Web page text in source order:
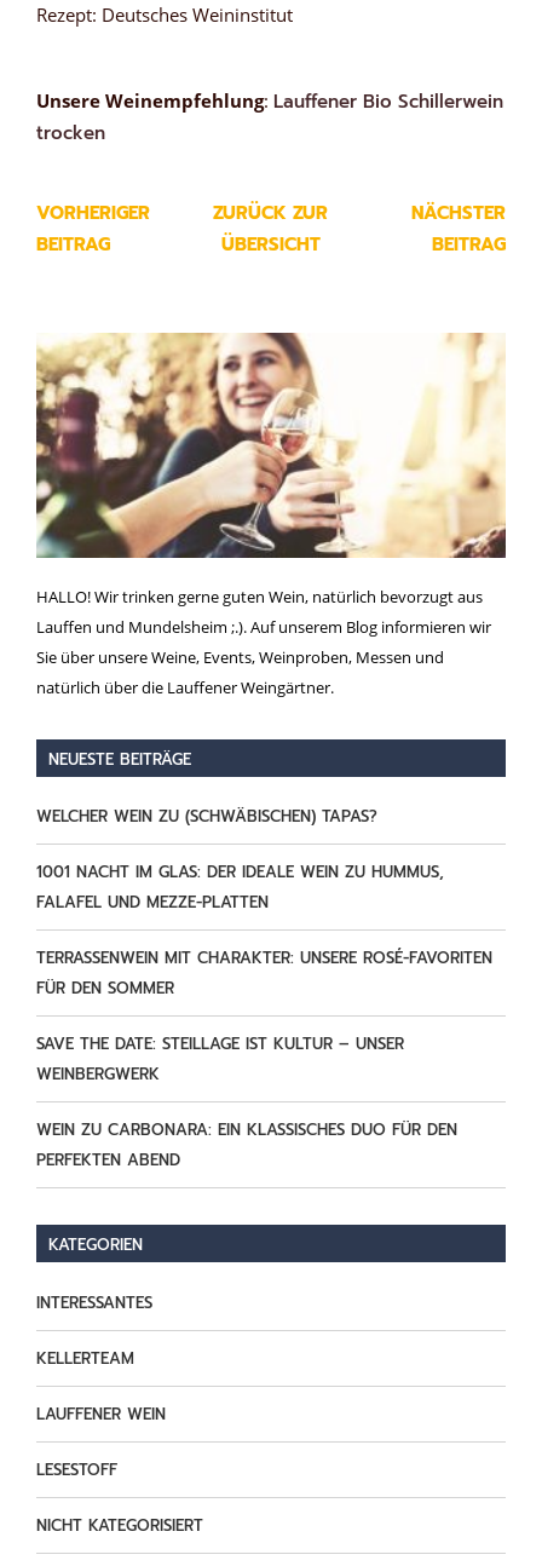
Rezept: Deutsches Weininstitut
Unsere Weinempfehlung: Lauffener Bio Schillerwein
trocken
VORHERIGER
BEITRAG
ZURÜCK ZUR
ÜBERSICHT
NÄCHSTER
BEITRAG
HALLO! Wir trinken gerne guten Wein, natürlich bevorzugt aus
Lauffen und Mundelsheim ;.). Auf unserem Blog informieren wir
Sie über unsere Weine, Events, Weinproben, Messen und
natürlich über die Lauffener Weingärtner.
NEUESTE BEITRÄGE
WELCHER WEIN ZU (SCHWÄBISCHEN) TAPAS?
1001 NACHT IM GLAS: DER IDEALE WEIN ZU HUMMUS,
FALAFEL UND MEZZE-PLATTEN
TERRASSENWEIN MIT CHARAKTER: UNSERE ROSÉ-FAVORITEN
FÜR DEN SOMMER
SAVE THE DATE: STEILLAGE IST KULTUR – UNSER
WEINBERGWERK
WEIN ZU CARBONARA: EIN KLASSISCHES DUO FÜR DEN
PERFEKTEN ABEND
KATEGORIEN
INTERESSANTES
KELLERTEAM
LAUFFENER WEIN
LESESTOFF
NICHT KATEGORISIERT